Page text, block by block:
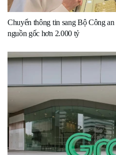
Chuyển thông tin sang Bộ Công
nguồn gốc hơn 2.000 tỷ